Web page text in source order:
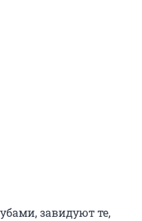
завидуют те,